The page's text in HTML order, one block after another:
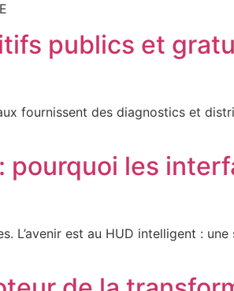
publics et
fournissent des diagnostics et
pourquoi les
L’avenir est au HUD intelligent :